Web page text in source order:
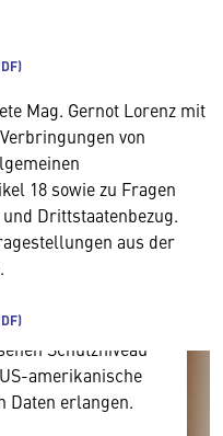
Mag. Gernot Lorenz mit
von
18 sowie zu Fragen
Drittstaatenbezug.
aus der
externen
wir allerdings
Daten zu Geräten
mit US-
dem EU-
Schutzniveau
amerikanische
Daten erlangen.